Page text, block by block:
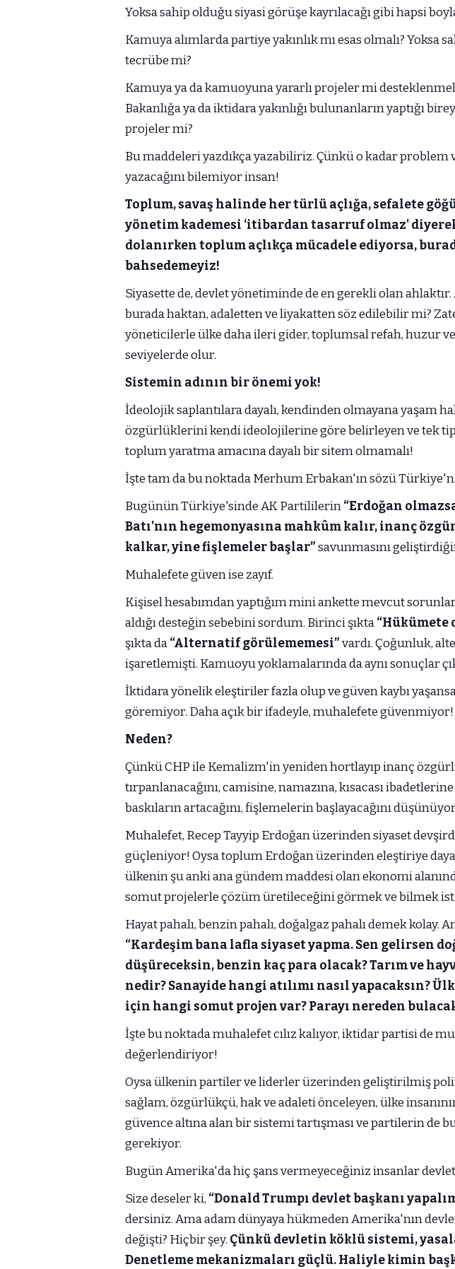
Yoksa sahip olduğu siyasi görüşe kayrılacağı gibi hapsi
Kamuya alımlarda partiye yakınlık mı esas olmalı? Yoksa
tecrübe mi?
Kamuya ya da kamuoyuna yararlı projeler mi
Bakanlığa ya da iktidara yakınlığı bulunanların yaptığı
projeler mi?
Bu maddeleri yazdıkça yazabiliriz. Çünkü o kadar
yazacağını bilemiyor insan!
Toplum, savaş halinde her türlü açlığa, sefalete
yönetim kademesi ‘itibardan tasarruf olmaz'
dolanırken toplum açlıkça mücadele ediyorsa,
bahsedemeyiz!
Siyasette de, devlet yönetiminde de en gerekli olan
burada haktan, adaletten ve liyakatten söz edilebilir mi?
yöneticilerle ülke daha ileri gider, toplumsal refah, huzur
seviyelerde olur.
Sistemin adının bir önemi yok!
İdeolojik saplantılara dayalı, kendinden olmayana yaşam
özgürlüklerini kendi ideolojilerine göre belirleyen ve tek
toplum yaratma amacına dayalı bir sitem olmamalı!
İşte tam da bu noktada Merhum Erbakan'ın sözü
Bugünün Türkiye'sinde AK Partililerin“Erdoğan
Batı'nın hegemonyasına mahkûm kalır, inanç
kalkar, yine fişlemeler başlar”savunmasını
Muhalefete güven ise zayıf.
Kişisel hesabımdan yaptığım mini ankette mevcut
aldığı desteğin sebebini sordum. Birinci şıkta“Hükümete
şıkta da“Alternatif görülememesi”vardı. Çoğunluk,
işaretlemişti. Kamuoyu yoklamalarında da aynı sonuçlar
İktidara yönelik eleştiriler fazla olup ve güven kaybı
göremiyor. Daha açık bir ifadeyle, muhalefete güvenmiyor!
Neden?
Çünkü CHP ile Kemalizm'in yeniden hortlayıp inanç
tırpanlanacağını, camisine, namazına, kısacası
baskıların artacağını, fişlemelerin başlayacağını
Muhalefet, Recep Tayyip Erdoğan üzerinden siyaset
güçleniyor! Oysa toplum Erdoğan üzerinden eleştiriye
ülkenin şu anki ana gündem maddesi olan ekonomi
somut projelerle çözüm üretileceğini görmek ve bilmek
Hayat pahalı, benzin pahalı, doğalgaz pahalı demek kolay.
“Kardeşim bana lafla siyaset yapma. Sen gelirsen
düşüreceksin, benzin kaç para olacak? Tarım ve
nedir? Sanayide hangi atılımı nasıl yapacaksın?
için hangi somut projen var? Parayı nereden
İşte bu noktada muhalefet cılız kalıyor, iktidar partisi de
değerlendiriyor!
Oysa ülkenin partiler ve liderler üzerinden geliştirilmiş
sağlam, özgürlükçü, hak ve adaleti önceleyen, ülke
güvence altına alan bir sistemi tartışması ve partilerin de
gerekiyor.
Bugün Amerika'da hiç şans vermeyeceğiniz insanlar
Size deseler ki, “Donald Trumpı devlet başkanı
dersiniz. Ama adam dünyaya hükmeden Amerika'nın
değişti? Hiçbir şey. Çünkü devletin köklü sistemi,
Denetleme mekanizmaları güçlü. Haliyle kimin